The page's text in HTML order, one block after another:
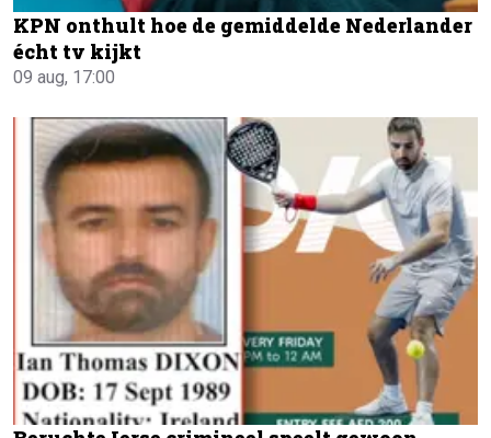
KPN onthult hoe de gemiddelde Nederlander
écht tv kijkt
09 aug, 17:00